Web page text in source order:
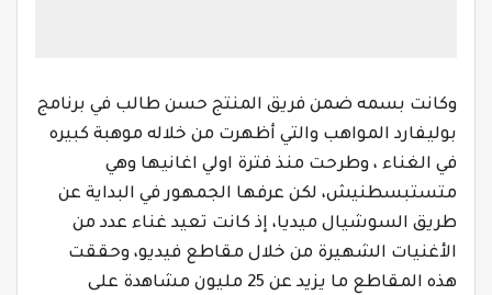
وكانت بسمه ضمن فريق المنتج حسن طالب في برنامج
بوليفارد المواهب والتي أظهرت من خلاله موهبة كبيره
في الغناء ، وطرحت منذ فترة اولي اغانيها وهي
متستبسطنيش، لكن عرفها الجمهور في البداية عن
طريق السوشيال ميديا، إذ كانت تعيد غناء عدد من
الأغنيات الشهيرة من خلال مقاطع فيديو، وحققت
هذه المقاطع ما يزيد عن 25 مليون مشاهدة على